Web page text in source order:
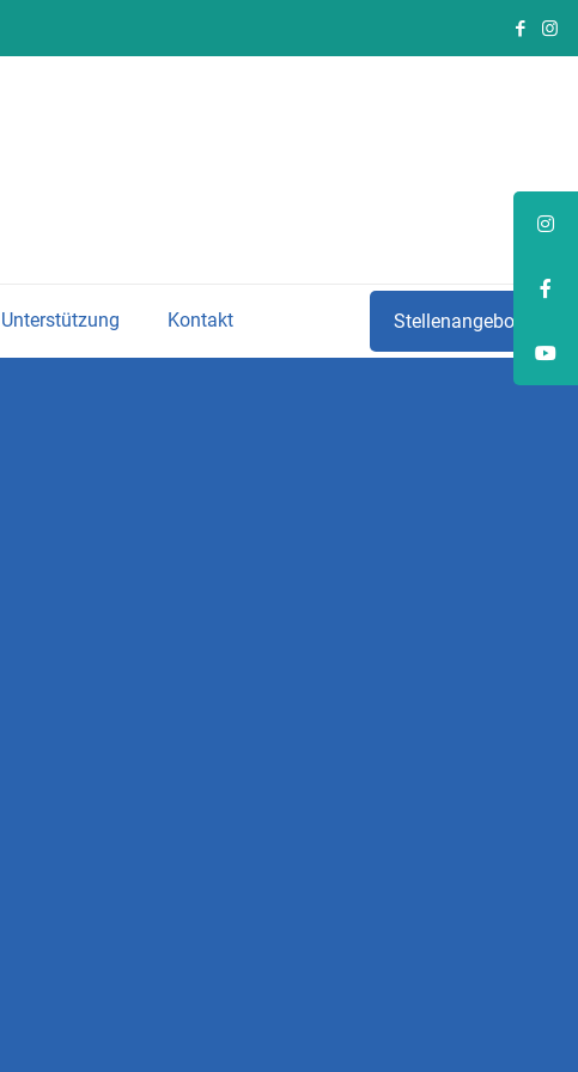
Unterstützung Kontakt Stellenangebote